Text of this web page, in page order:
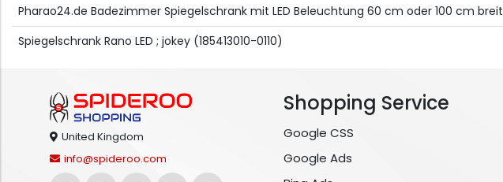
Pharao24.de Badezimmer Spiegelschrank mit LED Beleuchtung 60 cm oder 100 cm breit
Spiegelschrank Rano LED ; jokey (185413010-0110)
United Kingdom
info@spideroo.com
Shopping Service
Google CSS
Google Ads